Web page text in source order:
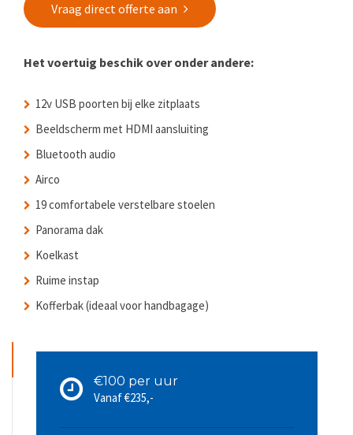
Vraag direct offerte aan
Het voertuig beschik over onder andere:
12v USB poorten bij elke zitplaats
Beeldscherm met HDMI aansluiting
Bluetooth audio
Airco
19 comfortabele verstelbare stoelen
Panorama dak
Koelkast
Ruime instap
Kofferbak (ideaal voor handbagage)
€100 per uur
Vanaf €235,-